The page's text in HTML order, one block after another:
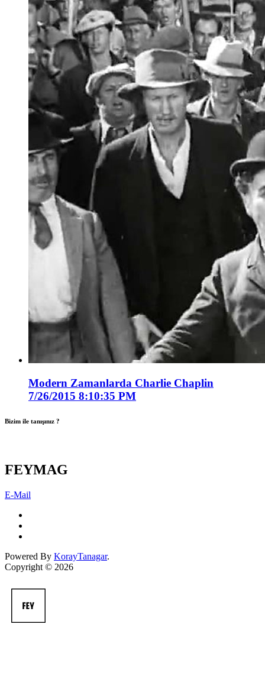
Modern Zamanlarda Charlie Chaplin
7/26/2015 8:10:35 PM
Bizim ile tanışınız ?
FEYMAG
E-Mail
Powered By KorayTanagar.
Copyright © 2026